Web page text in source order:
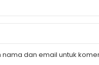
nama dan email untuk